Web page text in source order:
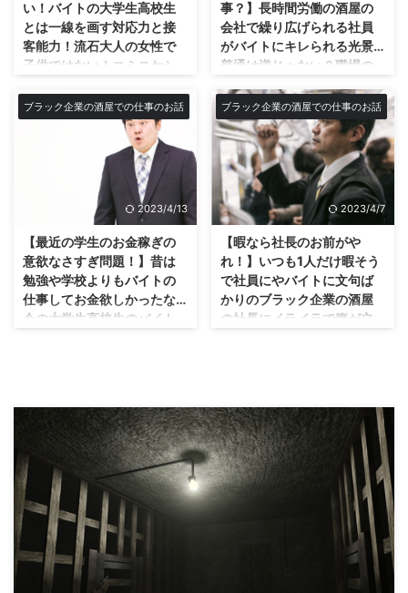
い… 今回はあなたの天職につい
て。転職じゃないですよ。笑 僕
はめちゃくちゃ転職したいけど。
「天職」って言葉がありますがこ
れは中々実際社会人として働き出
すと難しいですね。 好きなこと
を仕事にするのが転職。自分に向
いている心から楽しいと思えて毎
日にイキイキ出来る仕事。それが
転職。 昔は誰もが将来はこんな
仕事をしたい！なんて夢を描きま
すよね。 野球選手、アイドル、
パン屋さん。まぁ十人十色で夢は
あった。しかし大人になって現実
を思い知る。 僕の職場は酒屋。
僕もお酒は好きですが酒屋の ...
(笑) 僕がネットショッピングの発
送メールを送信していたら、裏倉
庫から笑顔で走って来て 凄い人
が納品持って来ましたよ！ とテ
ンションMAXで話しかけてきま
す。パソコンなんて使えないウチ
の上司には一生分からない事かも
しれませんが ...
い！バイトの大学生高校生
とは一線を画す対応力と接
客能力！流石大人の女性で
子供ではない！コミニケシ
手もできる！
違うんだよなぁ～その働き方有難
くない、ただの迷惑だ。 まず最
初にうちの会社はブラック企業で
す。基本的に1日12時間労働週6
日勤務。 そんな会社なんですが
ブラックになる原因は沢山ありま
すが、うちの1番の原因は薄利多
売だからです。 安く売るが故に
利益率がない。儲からない。でも
商品は仕入れて回さなければなら
ないの繰り返しを薄利多売の負の
ループといいますね。 最近では
無駄に親切な接客や対応である ...
事？】長時間労働の酒屋の
会社で繰り広げられる社員
がバイトにキレられる光景…
普通は逆じゃない？職場の
員がバイトに怒ってるなら
理解できるけど…完全に思考
停止した社員の末路とは？
どうも僕です★今回はウチの会社
にいる勘違い社員についてです。
バイトに社員がキレられる光景が
日常茶飯事のブラック企業？ そ
んなんで会社が良くなる訳ないや
ん。って事がウチの会社ではよく
あります。 皆さんの会社ではま
ぁまずないでしょうが、社員がバ
イトにキレられていたりします。
それもほぼ毎日。 😯 そんな会社
社員が怒られている。 それも20
代のバイトから40代後半のベテ
ラン社員が。 信 ...
ブラック企業の酒屋での仕事のお話
2023/4/13
【最近の学生のお金稼ぎの
意欲なさすぎ問題！】昔は
勉強や学校よりもバイトの
仕事してお金欲しかったな…
今の大学生高校生のバイト
も仕事もせずにシフト表ば
っかり眺めている最近のバ
イトの子達について…
バイトの子ってシフト表好きだよ
な(笑) うちのバイトの子達は店が
暇になったらずっとシフト表見て
る。 そんなにシフト表眺めても
何も変わらないだろ。そんなこと
してる暇あるなら品(商品)出しし
ろよ！と思うわけです。 いつま
ブラック企業の酒屋での仕事のお話
2023/4/7
【暇なら社長のお前がや
れ！】いつも1人だけ暇そう
で社員にやバイトに文句ば
かりのブラック企業の酒屋
の社長にイライラで腹が立
トだけやってる訳にはいか
ん！仕事中にガンダムのシ
ャア・アズナブルの名言が
頭によぎる…
仕事＝人生の全て？ブラック企業
の酒屋の歪んだ宗教染みた考え
方… おいおい、この商品早く陳
列しといてくれよ！の発言に思う
私はお前と違ってブラック企業の